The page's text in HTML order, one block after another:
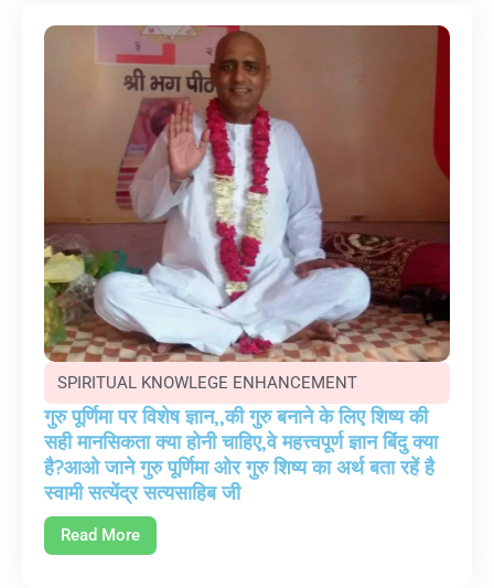
SPIRITUAL KNOWLEGE ENHANCEMENT
गुरु पूर्णिमा पर विशेष ज्ञान,,की गुरु बनाने के लिए शिष्य की
सही मानसिकता क्या होनी चाहिए,वे महत्त्वपूर्ण ज्ञान बिंदु क्या
है?आओ जाने गुरु पूर्णिमा ओर गुरु शिष्य का अर्थ बता रहें है
स्वामी सत्येंद्र सत्यसाहिब जी
Read More